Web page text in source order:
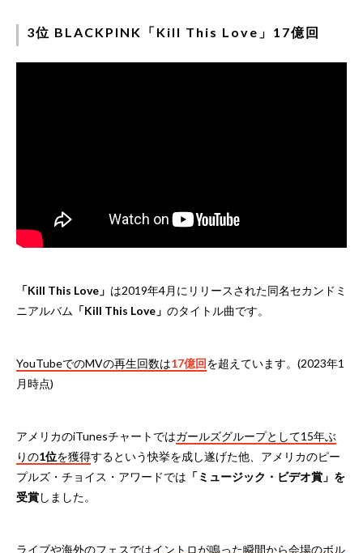
3位 BLACKPINK「Kill This Love」17億回
「Kill This Love」 は2019年4月にリリースされた同名セカンドミ
ニアルバム 「Kill This Love」 のタイトル曲です。
YouTubeでのMVの再生回数は17億回を超えています。(2023年1
月時点)
アメリカのiTunesチャートではガールズグループとして15年ぶ
りの1位を獲得するという快挙を成し遂げた他、アメリカのピー
プルズ・チョイス・アワードでは 「ミュージック・ビデオ賞」を
受賞しました。
ライブや海外のフェスではイントロが鳴った瞬間から会場のボル